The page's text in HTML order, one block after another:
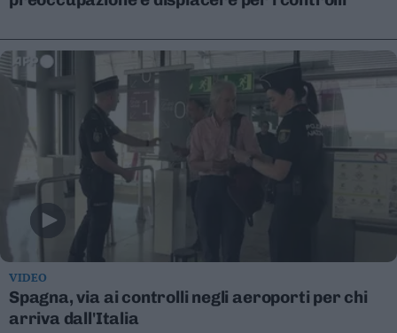
Leggi/Abbonati
Newsletter
Casa
Radio
Dolomiti
Social media
VIDEO
Spagna, via ai controlli negli aeroporti per chi
arriva dall'Italia